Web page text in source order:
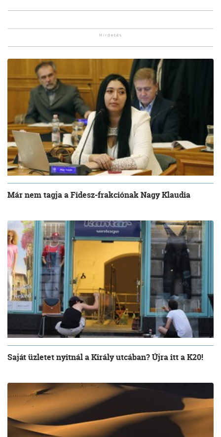
Már nem tagja a Fidesz-frakciónak Nagy Klaudia
Saját üzletet nyitnál a Király utcában? Újra itt a K20!